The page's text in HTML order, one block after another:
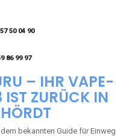
50 04 90
86 99 97
– IHR VAPE-
IST ZURÜCK IN
bekannten Guide für Einweg